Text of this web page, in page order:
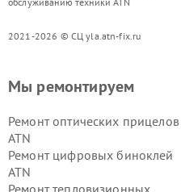
2021-2026 © СЦ yla.atn-fix.ru
Мы ремонтируем
Ремонт оптических прицелов
ATN
Ремонт цифровых биноклей
ATN
Ремонт тепловизионных